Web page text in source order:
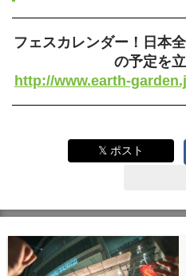
フェスカレンダー！日本
の予定を
http://www.earth-
𝕏 ポスト